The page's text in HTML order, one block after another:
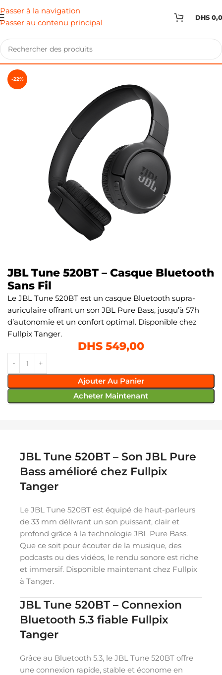
Passer à la navigation
Passer au contenu principal
DHS
-22%
JBL Tune 520BT – Casque Bluetooth
Sans Fil
Le JBL Tune 520BT est un casque Bluetooth supra-
auriculaire offrant un son JBL Pure Bass, jusqu’à 57h
d’autonomie et un confort optimal. Disponible chez
Fullpix Tanger.
DHS549,00
Ajouter Au Panier
Acheter Maintenant
JBL Tune 520BT – Son JBL Pure
Bass amélioré chez Fullpix
Tanger
Le JBL Tune 520BT est équipé de haut-parleurs
de 33 mm délivrant un son puissant, clair et
profond grâce à la technologie JBL Pure Bass.
Que ce soit pour écouter de la musique, des
podcasts ou des vidéos, le rendu sonore est riche
et immersif. Disponible maintenant chez Fullpix
à Tanger.
JBL Tune 520BT – Connexion
Bluetooth 5.3 fiable Fullpix
Tanger
Grâce au Bluetooth 5.3, le JBL Tune 520BT offre
une connexion rapide, stable et économe en